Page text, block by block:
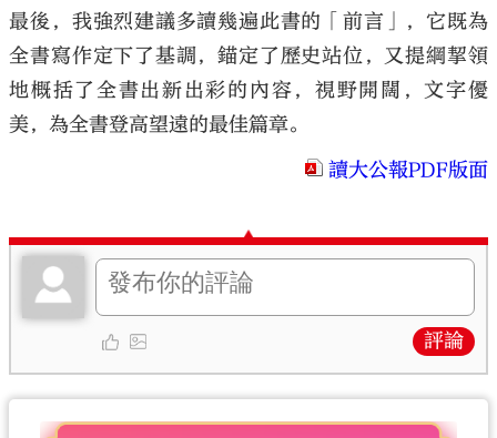
最後，我強烈建議多讀幾遍此書的「前言」，它既為
全書寫作定下了基調，錨定了歷史站位，又提綱挈領
地概括了全書出新出彩的內容，視野開闊，文字優
美，為全書登高望遠的最佳篇章。
讀大公報PDF版面
評論